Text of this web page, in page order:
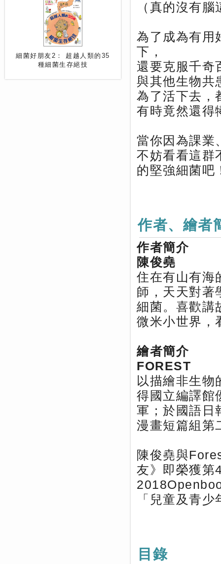
細菌好朋友2： 超越人類的35
種細菌生存絕技
（真的沒有
為了成為有用
下，
還要克服千奇
與其他生物共
為了活下去，
有時竟然還得
當你因為課業
不妨看看這群
的堅強細菌吧
作者、繪者
作者簡介
陳俊堯
住在有山有海
師，天天對著
細菌。喜歡講
微米小世界，
繪者簡介
FOREST
以描繪非生物
得國立編譯館
軍；於國語日
漫畫短篇組第
陳俊堯與
友》即榮獲第
「兒童及青
目錄